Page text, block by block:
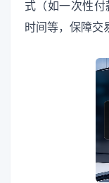
式（如一次性
时间等，保障交